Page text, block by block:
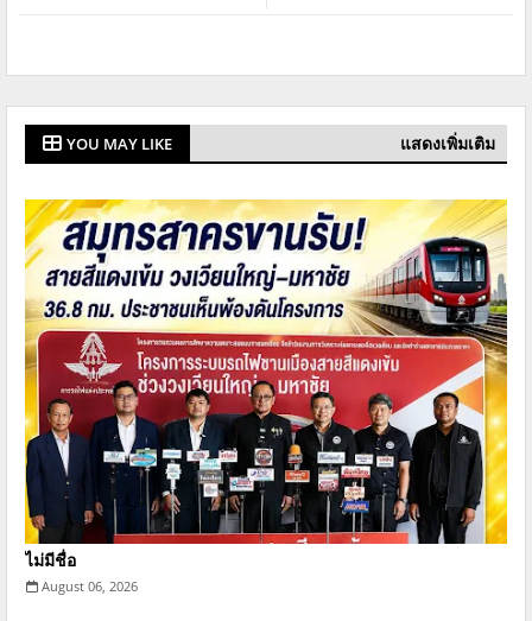
YOU MAY LIKE แสดงเพิ่มเติม
ไม่มีชื่อ
August 06, 2026